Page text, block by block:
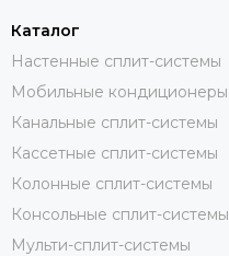
Каталог
Настенные сплит-системы
Мобильные кондиционеры
Канальные сплит-системы
Кассетные сплит-системы
Колонные сплит-системы
Консольные сплит-системы
Мульти-сплит-системы